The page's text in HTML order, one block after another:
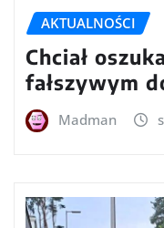
AKTUALNOŚCI
Chciał
fałszywym
Madman